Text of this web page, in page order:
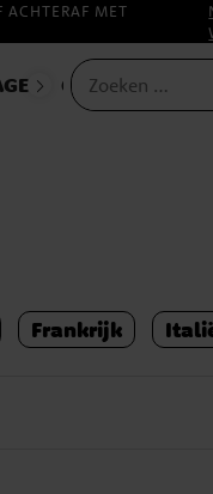
ACHTERAF MET
CARNAVAL
Frankrijk